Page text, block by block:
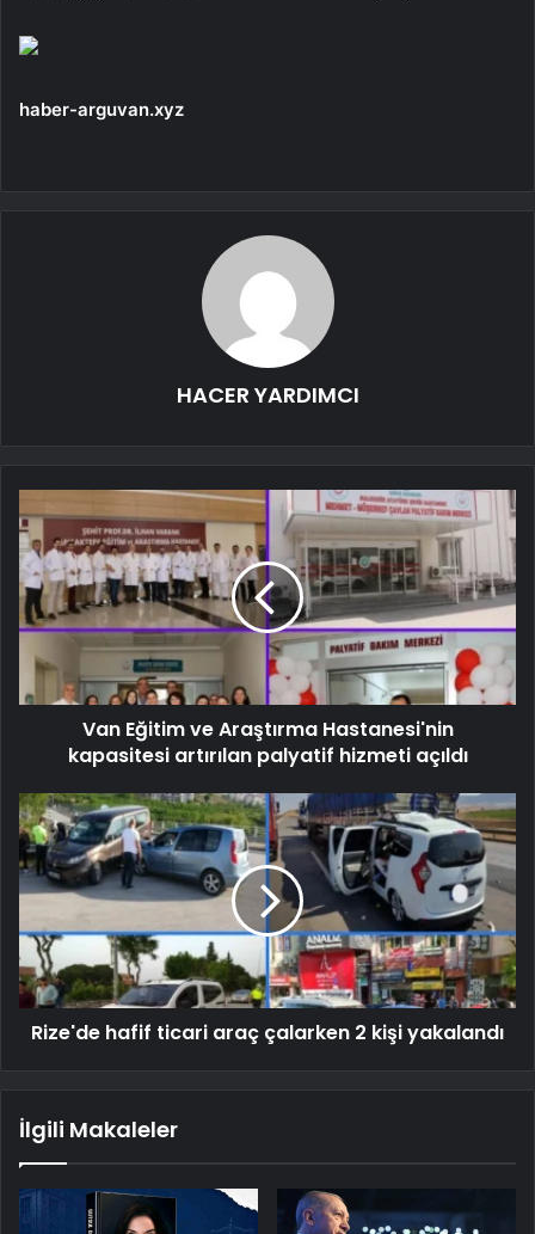
haber-arguvan.xyz
HACER YARDIMCI
Van Eğitim ve Araştırma Hastanesi'nin
kapasitesi artırılan palyatif hizmeti açıldı
Rize'de hafif ticari araç çalarken 2 kişi yakalandı
İlgili Makaleler